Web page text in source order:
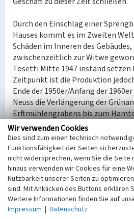
Durch den Einschlag einer
Hauses kommt es im Zweiten
Schäden im Inneren des Gebäudes,
zwischenzeitlich zur Witwe
Tosetti Mitte 1947 instand setzen
Zeitpunkt ist die Produktion
Ende der 1950er/Anfang der
Neuss die Verlängerung der
Erftmühlengrabens bis zum
großen Parkplatzes am
wurde 1965 in einen
langfristig den Abriss der Häuser
vorsah. Während die Hausnummer
Planungsabsichten zu Opfer fiel,
strittiger
wurde am 20.10.1993 in die
eingetragen.
Wir verwenden Cookies
Dies sind zum einen technisch
Funktionsfähigkeit der Seiten
nicht widersprechen, wenn Sie die Seite
hinaus verwenden wir Cookies für eine
Nutzbarkeit unserer Seiten zu
sind. Mit Anklicken des Buttons erklären
Weitere Informationen finden Sie auf
Impressum | Datenschutz